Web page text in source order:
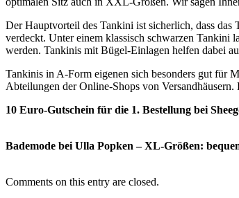
Der Hauptvorteil des Tankini ist sicherlich, dass
verdeckt. Unter einem klassisch schwarzen Tankini
werden. Tankinis mit Bügel-Einlagen helfen dabei
Tankinis in A-Form eigenen sich besonders gut für
Abteilungen der Online-Shops von
10 Euro-Gutschein für die 1. Bestellung bei
Bademode bei Ulla Popken – XL-Größen:
Comments on this entry are closed.